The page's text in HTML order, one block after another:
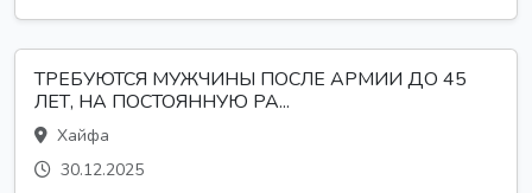
ТРЕБУЮТСЯ МУЖЧИНЫ ПОСЛЕ АРМИИ ДО 45
ЛЕТ, НА ПОСТОЯННУЮ РА...
Хайфа
30.12.2025